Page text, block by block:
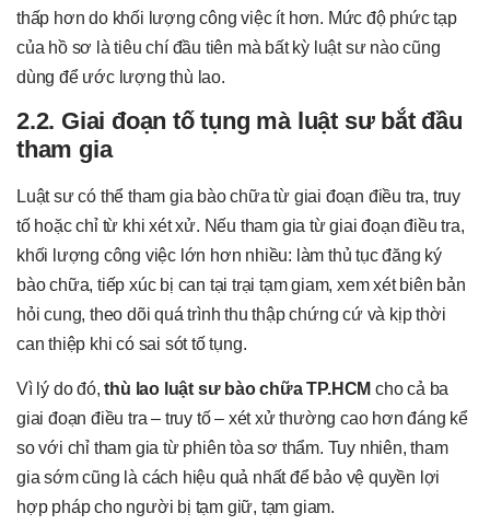
thấp hơn do khối lượng công việc ít hơn. Mức độ phức tạp
của hồ sơ là tiêu chí đầu tiên mà bất kỳ luật sư nào cũng
dùng để ước lượng thù lao.
2.2. Giai đoạn tố tụng mà luật sư bắt đầu
tham gia
Luật sư có thể tham gia bào chữa từ giai đoạn điều tra, truy
tố hoặc chỉ từ khi xét xử. Nếu tham gia từ giai đoạn điều tra,
khối lượng công việc lớn hơn nhiều: làm thủ tục đăng ký
bào chữa, tiếp xúc bị can tại trại tạm giam, xem xét biên bản
hỏi cung, theo dõi quá trình thu thập chứng cứ và kịp thời
can thiệp khi có sai sót tố tụng.
Vì lý do đó,thù lao luật sư bào chữa TP.HCM cho cả ba
giai đoạn điều tra – truy tố – xét xử thường cao hơn đáng kể
so với chỉ tham gia từ phiên tòa sơ thẩm. Tuy nhiên, tham
gia sớm cũng là cách hiệu quả nhất để bảo vệ quyền lợi
hợp pháp cho người bị tạm giữ, tạm giam.